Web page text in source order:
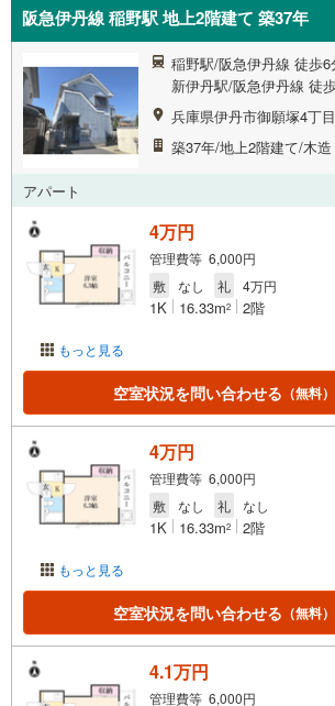
阪急伊丹線 稲野駅 地上2階建て 築37年
稲野駅/阪急伊丹線 徒歩6
新伊丹駅/阪急伊丹線 徒
兵庫県伊丹市御願塚4丁目
築37年/地上2階建て/木造
アパート
もっと見る
4万円
管理費等 6,000円
敷
なし 礼 4万円
1K 16.33m2 2階
空室状況を問い合わせる （無料）
もっと見る
4万円
管理費等 6,000円
敷
なし 礼 なし
1K 16.33m2 2階
空室状況を問い合わせる （無料）
4.1万円
管理費等 6,000円